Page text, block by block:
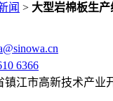
闻 > 大型岩棉板生
6366
镇江市高新技术产业